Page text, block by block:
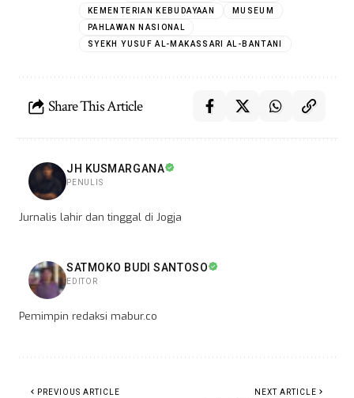
KEMENTERIAN KEBUDAYAAN
MUSEUM
PAHLAWAN NASIONAL
SYEKH YUSUF AL-MAKASSARI AL-BANTANI
Share This Article
JH KUSMARGANA
PENULIS
Jurnalis lahir dan tinggal di Jogja
SATMOKO BUDI SANTOSO
EDITOR
Pemimpin redaksi mabur.co
PREVIOUS ARTICLE NEXT ARTICLE